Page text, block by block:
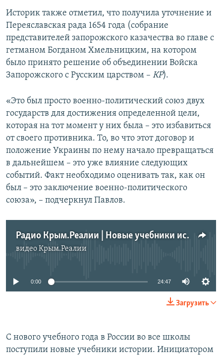
Историк также отметил, что получила уточнение и
Переяславская рада 1654 года (собрание
представителей запорожского казачества во главе с
гетманом Богданом Хмельницким, на котором
было принято решение об объединении Войска
Запорожского с Русским царством – КР).
«Это был просто военно-политический союз двух
государств для достижения определенной цели,
которая на тот момент у них была – это избавиться
от своего противника. То, во что этот договор и
положение Украины по нему начало превращаться
в дальнейшем – это уже влияние следующих
событий. Факт необходимо оценивать так, как он
был – это заключение военно-политического
союза», – подчеркнул Павлов.
Радио Крым.Реалии | Новые учебники истории России: наука или пропаганда?
видеоКрым.Реалии
0:00 24:47
Загрузить
С нового учебного года в России во все школы
поступили новые учебники истории. Инициатором